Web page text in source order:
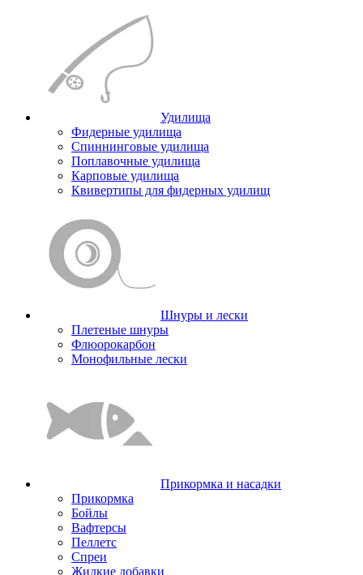
Удилища
Фидерные удилища
Спиннинговые удилища
Поплавочные удилища
Карповые удилища
Квивертипы для фидерных удилищ
Шнуры и лески
Плетеные шнуры
Флюорокарбон
Монофильные лески
Прикормка и насадки
Прикормка
Бойлы
Вафтерсы
Пеллетс
Спреи
Жидкие добавки